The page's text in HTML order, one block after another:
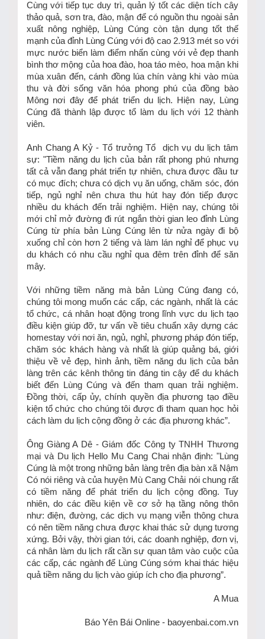
Cùng với tiếp tục duy trì, quản lý tốt các diện tích cây
thảo quả, sơn tra, đào, mận để có nguồn thu ngoài sản
xuất nông nghiệp, Lùng Cúng còn tận dụng tốt thế
mạnh của đỉnh Lùng Cúng với độ cao 2.913 mét so với
mực nước biển làm điểm nhấn cùng với vẻ đẹp thanh
bình thơ mộng của hoa đào, hoa táo mèo, hoa mận khi
mùa xuân đến, cánh đồng lúa chín vàng khi vào mùa
thu và đời sống văn hóa phong phú của đồng bào
Mông nơi đây để phát triển du lịch. Hiện nay, Lùng
Cúng đã thành lập được tổ làm du lịch với 12 thành
viên.
Anh Chang A Kỷ - Tổ trưởng Tổ dịch vụ du lịch tâm
sự: "Tiềm năng du lịch của bản rất phong phú nhưng
tất cả vẫn đang phát triển tự nhiên, chưa được đầu tư
có mục đích; chưa có dịch vụ ăn uống, chăm sóc, đón
tiếp, ngủ nghỉ nên chưa thu hút hay đón tiếp được
nhiều du khách đến trải nghiệm. Hiện nay, chúng tôi
mới chỉ mở đường đi rút ngắn thời gian leo đỉnh Lùng
Cúng từ phía bản Lùng Cúng lên từ nửa ngày đi bộ
xuống chỉ còn hơn 2 tiếng và làm lán nghỉ để phục vụ
du khách có nhu cầu nghỉ qua đêm trên đỉnh để săn
mây.
Với những tiềm năng mà bản Lùng Cúng đang có,
chúng tôi mong muốn các cấp, các ngành, nhất là các
tổ chức, cá nhân hoạt động trong lĩnh vực du lịch tạo
điều kiện giúp đỡ, tư vấn về tiêu chuẩn xây dựng các
homestay với nơi ăn, ngủ, nghỉ, phương pháp đón tiếp,
chăm sóc khách hàng và nhất là giúp quảng bá, giới
thiệu về vẻ đẹp, hình ảnh, tiềm năng du lịch của bản
làng trên các kênh thông tin đáng tin cậy để du khách
biết đến Lùng Cúng và đến tham quan trải nghiệm.
Đồng thời, cấp ủy, chính quyền địa phương tạo điều
kiện tổ chức cho chúng tôi được đi tham quan học hỏi
cách làm du lịch cộng đồng ở các địa phương khác”.
Ông Giàng A Dê - Giám đốc Công ty TNHH Thương
mại và Du lịch Hello Mu Cang Chai nhận định: "Lùng
Cúng là một trong những bản làng trên địa bàn xã Nậm
Có nói riêng và của huyện Mù Cang Chải nói chung rất
có tiềm năng để phát triển du lịch cộng đồng. Tuy
nhiên, do các điều kiện về cơ sở hạ tầng nông thôn
như: điện, đường, các dịch vụ mạng viễn thông chưa
có nên tiềm năng chưa được khai thác sử dụng tương
xứng. Bởi vậy, thời gian tới, các doanh nghiệp, đơn vị,
cá nhân làm du lịch rất cần sự quan tâm vào cuộc của
các cấp, các ngành để Lùng Cúng sớm khai thác hiệu
quả tiềm năng du lịch vào giúp ích cho địa phương”.
A Mua
Báo Yên Bái Online - baoyenbai.com.vn